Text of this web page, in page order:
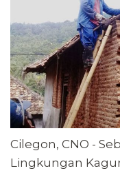
Cilegon, CNO -
Lingkungan